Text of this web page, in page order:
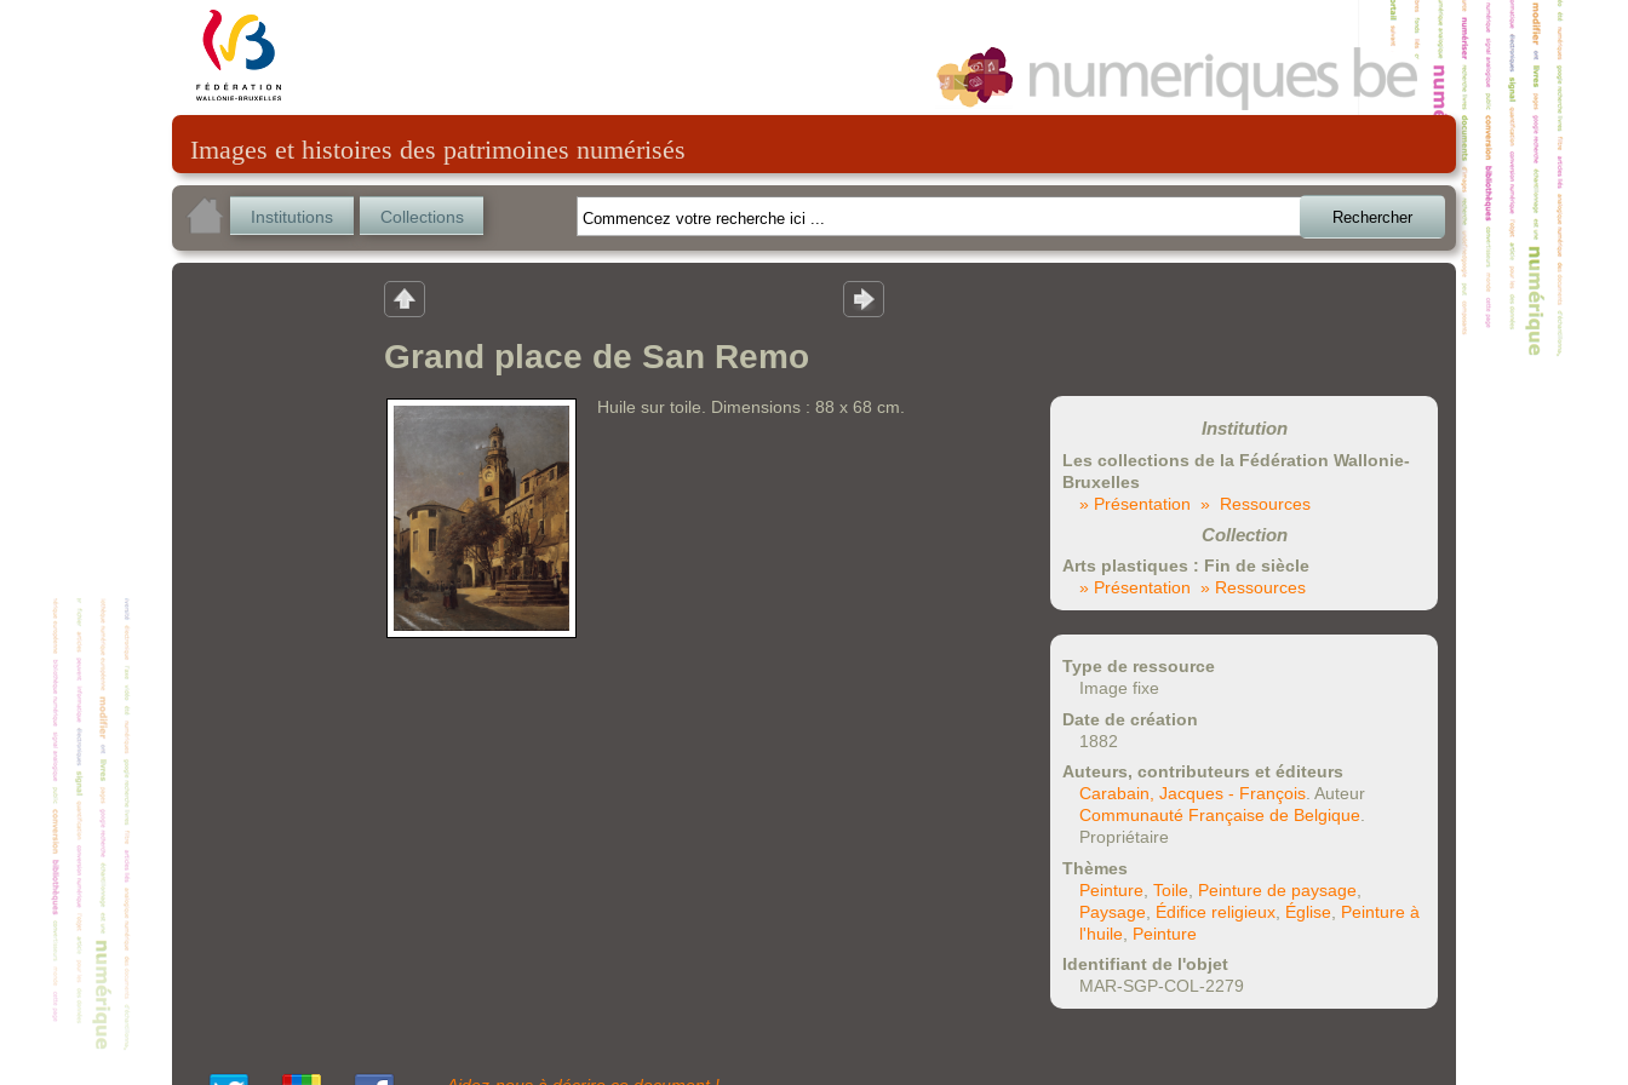
Images et histoires des patrimoines numérisés
Institutions Collections Rechercher
Grand place de San Remo
Huile sur toile. Dimensions : 88 x 68 cm.
Institution
Les collections de la Fédération Wallonie-
Bruxelles
» Présentation » Ressources
Collection
Arts plastiques : Fin de siècle
» Présentation » Ressources
Type de ressource
Image fixe
Date de création
1882
Auteurs, contributeurs et éditeurs
Carabain, Jacques - François. Auteur
Communauté Française de Belgique.
Propriétaire
Thèmes
Peinture Toile Peinture de paysage
Paysage Édifice religieux Église Peinture à
l'huile Peinture
Identifiant de l'objet
MAR-SGP-COL-2279